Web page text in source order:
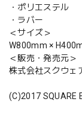
・ポリエステル
・ラバー
＜サイズ＞
W800mm ×
＜販売・発売元＞
株式会社スクウェ
(C)2017 SQUARE